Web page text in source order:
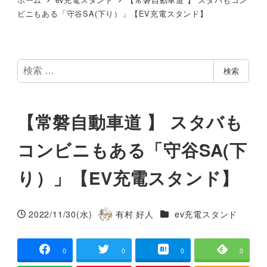
ビニもある「守谷SA(下り）」【EV充電スタンド】
検
索
検索
【常磐自動車道 】 スタバも
コンビニもある「守谷SA(下
り）」【EV充電スタンド】
投稿日
2022/11/30(水)
著
有村 好人 カテゴリー
ev充電スタンド
0 0 0 0